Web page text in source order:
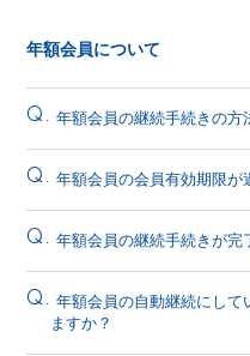
年額会員について
Q. 年額会員の継続手続きの方
Q. 年額会員の会員有効期限が
Q. 年額会員の継続手続きが完
Q. 年額会員の自動継続にし
ますか？